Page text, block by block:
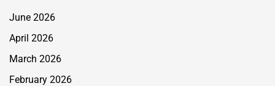
June 2026
April 2026
March 2026
February 2026